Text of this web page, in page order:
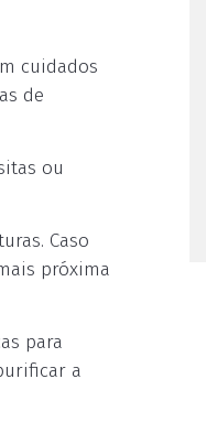
cuidados
de
ou
Caso
próxima
para
a